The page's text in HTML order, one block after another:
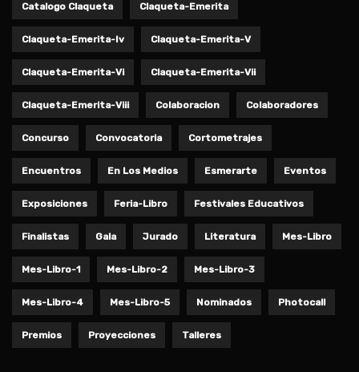
Catalogo Claqueta Claqueta-Emerita
Claqueta-Emerita-Iv Claqueta-Emerita-V
Claqueta-Emerita-Vi Claqueta-Emerita-Vii
Claqueta-Emerita-Viii Colaboracion Colaboradores
Concurso Convocatoria Cortometrajes
Encuentros En Los Medios Esmerarte Eventos
Exposiciones Feria-Libro Festivales Educativos
Finalistas Gala Jurado Literatura Mes-Libro
Mes-Libro-1 Mes-Libro-2 Mes-Libro-3
Mes-Libro-4 Mes-Libro-5 Nominados Photocall
Premios Proyecciones Talleres